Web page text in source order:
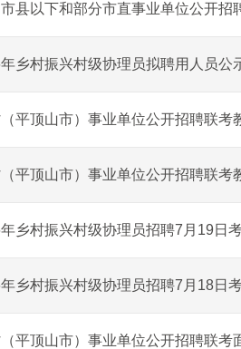
县以下和部分市直事业单位公开招
乡村振兴村级协理员拟聘用人员公
平顶山市）事业单位公开招聘联考
平顶山市）事业单位公开招聘联考
乡村振兴村级协理员招聘7月19日
乡村振兴村级协理员招聘7月18日
平顶山市）事业单位公开招聘联考